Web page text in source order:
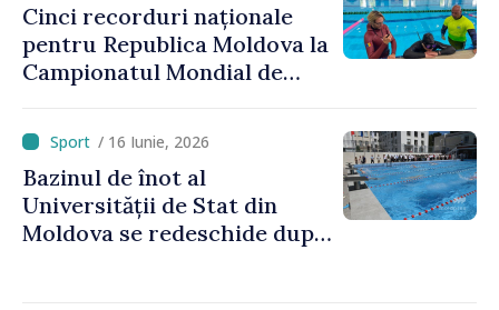
Cinci recorduri naționale
pentru Republica Moldova la
Campionatul Mondial de
/ 16 Iunie, 2026
Bazinul de înot al
Universității de Stat din
Moldova se redeschide după